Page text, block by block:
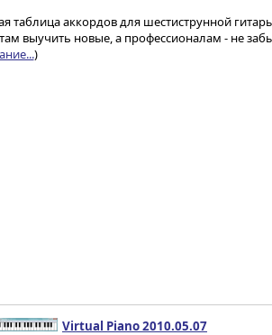
таблица аккордов для шестиструнной
выучить новые, а профессионалам - не
)
Virtual Piano 2010.05.07